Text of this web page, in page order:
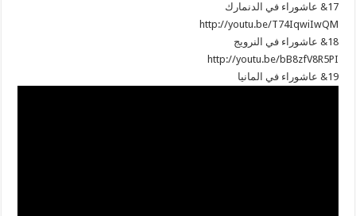
17& عاشوراء في الدنمارك
http://youtu.be/T74IqwiIwQM
18& عاشوراء في النرويج
http://youtu.be/bB8zfV8R5PI
19& عاشوراء في المانيا